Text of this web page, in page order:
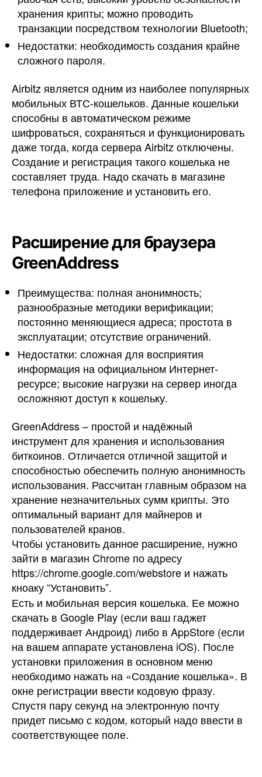
хранения крипты; можно проводить
транзакции посредством технологии Bluetooth;
Недостатки: необходимость создания крайне
сложного пароля.
Airbitz является одним из наиболее популярных
мобильных ВТС-кошельков. Данные кошельки
способны в автоматическом режиме
шифроваться, сохраняться и функционировать
даже тогда, когда сервера Airbitz отключены.
Создание и регистрация такого кошелька не
составляет труда. Надо скачать в магазине
телефона приложение и установить его.
Расширение для браузера
GreenAddress
Преимущества: полная анонимность;
разнообразные методики верификации;
постоянно меняющиеся адреса; простота в
эксплуатации; отсутствие ограничений.
Недостатки: сложная для восприятия
информация на официальном Интернет-
ресурсе; высокие нагрузки на сервер иногда
осложняют доступ к кошельку.
GreenAddress – простой и надёжный
инструмент для хранения и использования
биткоинов. Отличается отличной защитой и
способностью обеспечить полную анонимность
использования. Рассчитан главным образом на
хранение незначительных сумм крипты. Это
оптимальный вариант для майнеров и
пользователей кранов.
Чтобы установить данное расширение, нужно
зайти в магазин Chrome по адресу
https://chrome.google.com/webstore и нажать
кноаку “Установить”.
Есть и мобильная версия кошелька. Ее можно
скачать в Google Play (если ваш гаджет
поддерживает Андроид) либо в AppStore (если
на вашем аппарате установлена iOS). После
установки приложения в основном меню
необходимо нажать на «Создание кошелька». В
окне регистрации ввести кодовую фразу.
Спустя пару секунд на электронную почту
придет письмо с кодом, который надо ввести в
соответствующее поле.